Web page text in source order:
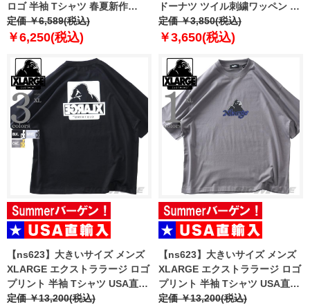
ロゴ 半袖 Tシャツ 春夏新作
6505702 【fre】
定価 ￥6,589(税込)
￥6,250(税込)
ドーナツ ツイル刺繍ワッペン 発
砲プリント 半袖 Tシャツ 吸水速
乾 UVカット 春夏新作 12625130
定価 ￥3,850(税込)
￥3,650(税込)
【ns623】大きいサイズ メンズ
XLARGE エクストララージ ロゴ
プリント 半袖 Tシャツ USA直輸
入 201261011002
定価 ￥13,200(税込)
【ns623】大きいサイズ メンズ
XLARGE エクストララージ ロゴ
プリント 半袖 Tシャツ USA直輸
入 201261011005
定価 ￥13,200(税込)